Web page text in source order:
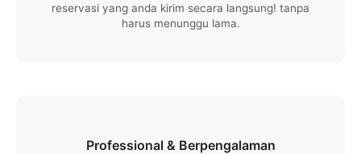
reservasi yang anda kirim secara langsung! tanpa
harus menunggu lama.
Professional & Berpengalaman